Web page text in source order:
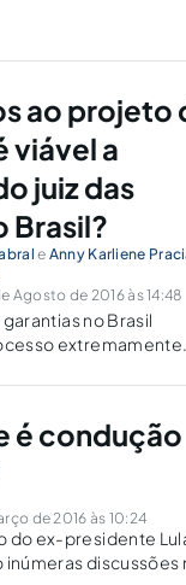
ao projeto
viável a
juiz das
Brasil?
e Anny Karliene
Agosto de 2016 às 14:48
no Brasil
extremamente
em tempos
União e dos
é condução
de 2016 às 10:24
do ex-presidente
discussões